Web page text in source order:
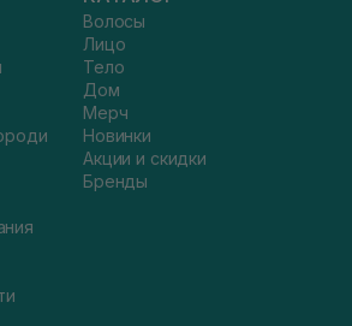
Волосы
Лицо
Тело
Дом
Мерч
Новинки
Акции и скидки
Бренды